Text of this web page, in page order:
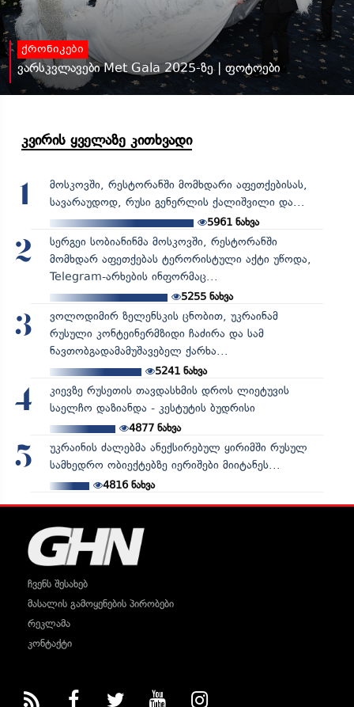
ქრონიკები
ვარსკვლავები Met Gala 2025-ზე | ფოტოები
კვირის ყველაზე კითხვადი
1
მოსკოვში, რესტორანში მომხდარი აფეთქებისას,
სავარაუდოდ, რუსი გენერლის ქალიშვილი და...
5961 ნახვა
2
სერგეი სობიანინმა მოსკოვში, რესტორანში
მომხდარ აფეთქებას ტერორისტული აქტი უწოდა,
Telegram-არხების ინფორმაც...
5255ნახვა
3
ვოლოდიმირ ზელენსკის ცნობით, უკრაინამ
რუსული კონტეინერმზიდი ჩაძირა და სამ
ნავთობგადამამუშავებელ ქარხა...
5241ნახვა
4
კიევზე რუსეთის თავდასხმის დროს ლიეტუვის
საელჩო დაზიანდა - კესტუტის ბუდრისი
4877ნახვა
5
უკრაინის ძალებმა ანექსირებულ ყირიმში რუსულ
სამხედრო ობიექტებზე იერიშები მიიტანეს...
4816ნახვა
ჩვენს შესახებ
მასალის გამოყენების პირობები
რეკლამა
კონტაქტი